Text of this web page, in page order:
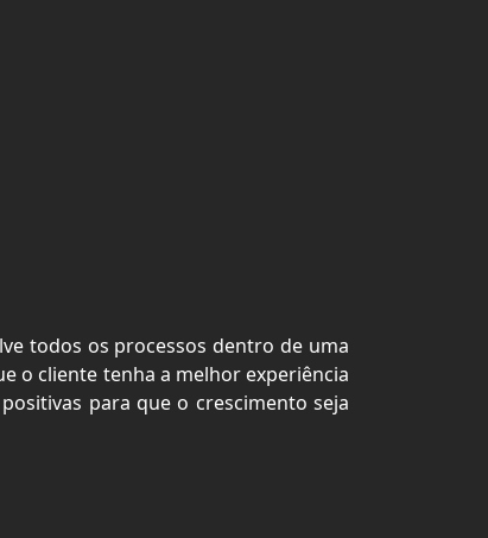
todos os processos dentro de uma
o cliente tenha a melhor experiência
para que o crescimento seja